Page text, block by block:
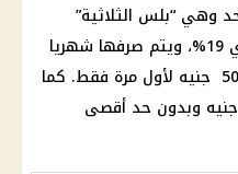
وهي “بلس الثلاثية”
ومدتها ثلاثه سنوات بعائد سنوي 19%، ويتم صرفها شهريا
والحد الأدنى لربط الشهادة 50000 جنيه لأول مرة فقط. كما
وبدون حد أقصى